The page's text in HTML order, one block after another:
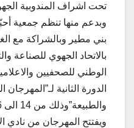
تحت اشراف المندوبية
وبدعم منها تنظم جمعية
بني مطير وبالشراكة مع
بالاتحاد الجهوي للصناعة
الوطني للصحفيين
الدورة الثانية لـ”المهرجان
ويفتتح المهرجان من نادي